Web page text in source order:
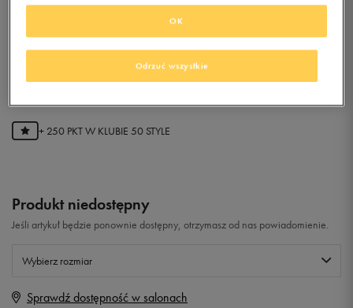
KIDS
0.0(0)
50złz Vat
+ 250 PKT W KLUBIE 50 STYLE
Produkt niedostępny
Jeśli artykuł będzie ponownie dostępny, otrzymasz od nas powiadomienie.
Wybierz rozmiar
Rozmiary EU
Sprawdź dostępność w salonach
Odrzuć wszystkie
OK